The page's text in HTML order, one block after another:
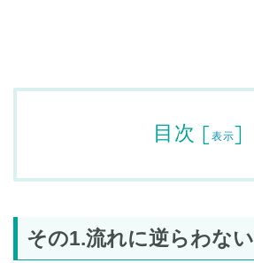
目次 [表示]
その1.流れに逆らわない